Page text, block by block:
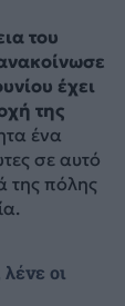
του
έχει
της
ένα
σε αυτό
της πόλης
οι